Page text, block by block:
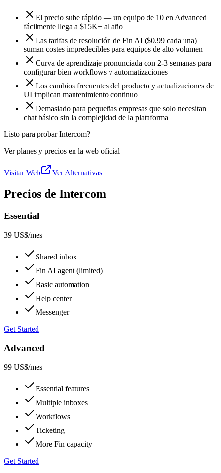
El precio sube rápido — un equipo de 10 en Advanced
fácilmente llega a $15K+ al año
Las tarifas de resolución de Fin AI ($0.99 cada una)
suman costes impredecibles para equipos de alto volumen
Curva de aprendizaje pronunciada con 2-3 semanas para
configurar bien workflows y automatizaciones
Los cambios frecuentes del producto y actualizaciones de
UI implican mantenimiento continuo
Demasiado para pequeñas empresas que solo necesitan
chat básico sin la complejidad de la plataforma
Listo para probar Intercom?
Ver planes y precios en la web oficial
Visitar Web Ver Alternativas
Precios de Intercom
Essential
39 US$/mes
Shared inbox
Fin AI agent (limited)
Basic automation
Help center
Messenger
Get Started
Advanced
99 US$/mes
Essential features
Multiple inboxes
Workflows
Ticketing
More Fin capacity
Get Started